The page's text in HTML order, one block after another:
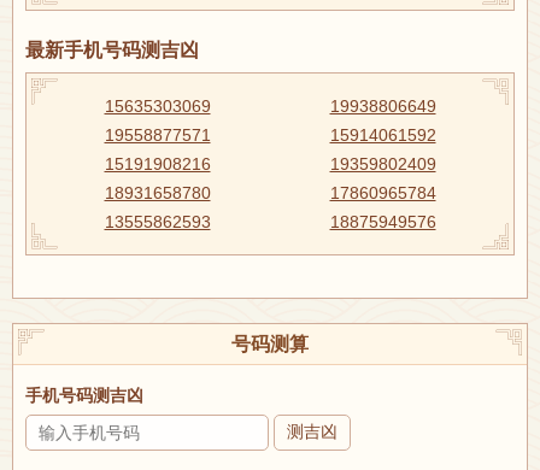
最新手机号码测吉凶
15635303069
19938806649
19558877571
15914061592
15191908216
19359802409
18931658780
17860965784
13555862593
18875949576
号码测算
手机号码测吉凶
测吉凶